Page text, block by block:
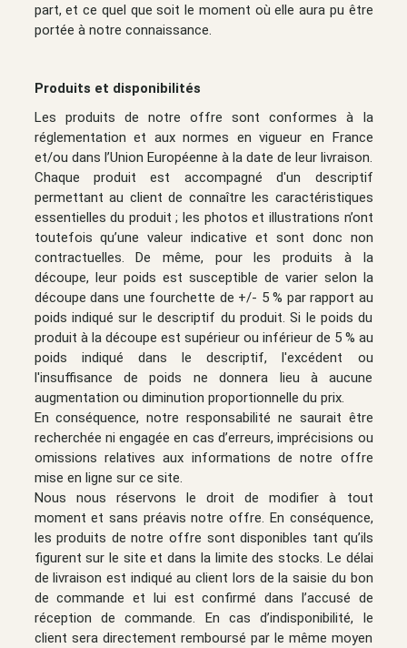
part, et ce quel que soit le moment où elle aura pu être
portée à notre connaissance.
Produits et disponibilités
Les produits de notre offre sont conformes à la
réglementation et aux normes en vigueur en France
et/ou dans l’Union Européenne à la date de leur livraison.
Chaque produit est accompagné d'un descriptif
permettant au client de connaître les caractéristiques
essentielles du produit ; les photos et illustrations n’ont
toutefois qu’une valeur indicative et sont donc non
contractuelles. De même, pour les produits à la
découpe, leur poids est susceptible de varier selon la
découpe dans une fourchette de +/- 5 % par rapport au
poids indiqué sur le descriptif du produit. Si le poids du
produit à la découpe est supérieur ou inférieur de 5 % au
poids indiqué dans le descriptif, l'excédent ou
l'insuffisance de poids ne donnera lieu à aucune
augmentation ou diminution proportionnelle du prix.
En conséquence, notre responsabilité ne saurait être
recherchée ni engagée en cas d’erreurs, imprécisions ou
omissions relatives aux informations de notre offre
mise en ligne sur ce site.
Nous nous réservons le droit de modifier à tout
moment et sans préavis notre offre. En conséquence,
les produits de notre offre sont disponibles tant qu’ils
figurent sur le site et dans la limite des stocks. Le délai
de livraison est indiqué au client lors de la saisie du bon
de commande et lui est confirmé dans l’accusé de
réception de commande. En cas d’indisponibilité, le
client sera directement remboursé par le même moyen